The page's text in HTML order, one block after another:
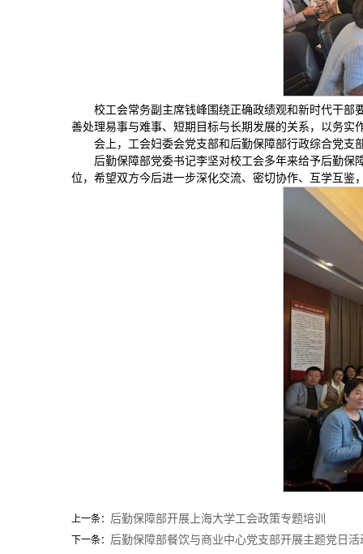
校工会常务副主席钱峰围绕正确政绩观和新时代干部
善处理易事与难事、短期目标与长期发展的关系，以务
会上，工会妇委会党支部和后勤保障部行政综合党
后勤保障部党委书记李坚对校工会多年来给予后勤
位，希望双方今后进一步深化交流、密切协作、互学互
上一条： 后勤保障部开展上海大学工会政策专题培训
下一条： 后勤保障部餐饮与商业中心党支部开展主题党日活